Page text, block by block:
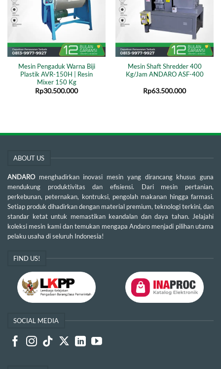
Mesin Pengaduk Warna Biji
Plastik AVR-150H | Resin
Mixer 150 Kg
Rp30.500.000
Mesin Shaft Shredder 400
Kg/Jam ANDARO ASF-400
Rp63.500.000
ABOUT US
ANDARO menghadirkan inovasi mesin yang dirancang khusus guna
mendukung produktivitas dan efisiensi. Dari mesin pertanian,
perkebunan, peternakan, kontruksi, pengolah makanan hingga farmasi.
Setiap produk dihadirkan dengan material premium, teknologi terkini, dan
standar ketat untuk memastikan keandalan dan daya tahan. Jelajahi
koleksi mesin kami dan temukan mengapa Andaro menjadi pilihan utama
pelaku usaha di seluruh Indonesia!
FIND US!
SOCIAL MEDIA